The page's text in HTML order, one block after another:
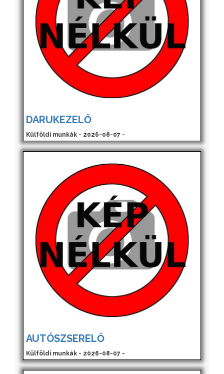
DARUKEZELŐ
Külföldi munkák - 2026-08-07 -
AUTÓSZSERELŐ
Külföldi munkák - 2026-08-07 -